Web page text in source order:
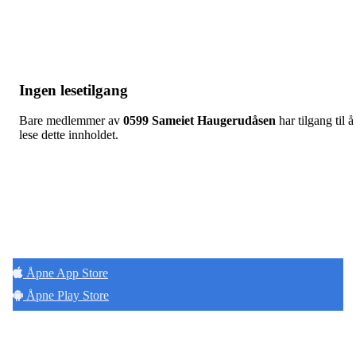
Ingen lesetilgang
Bare medlemmer av 0599 Sameiet Haugerudåsen har tilgang til å
lese dette innholdet.
Åpne App Store
Åpne Play Store